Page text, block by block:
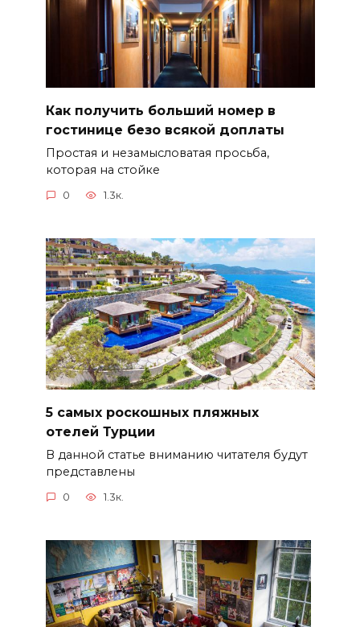
Как получить больший номер в
гостинице безо всякой доплаты
Простая и незамысловатая просьба,
которая на стойке
0 1.3к.
5 самых роскошных пляжных
отелей Турции
В данной статье вниманию читателя будут
представлены
0 1.3к.